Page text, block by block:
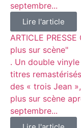
septembre...
Lire l'article
ARTICLE
plus sur scène"
. Un double
titres
des « trois Jean
plus sur scène
septembre...